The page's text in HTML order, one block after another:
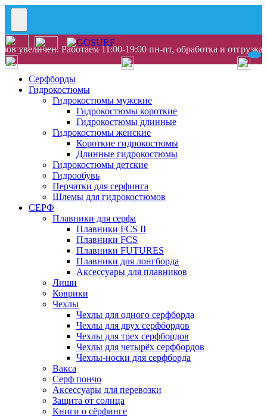
увеличен. Работаем 11:00-19:00 пн-пт, обработка и
Серфборды
Гидрокостюмы
Гидрокостюмы мужские
Гидрокостюмы короткие
Гидрокостюмы длинные
Гидрокостюмы женские
Короткие гидрокостюмы
Длинные гидрокостюмы
Гидрокостюмы детские
Гидрообувь
Перчатки для серфинга
Шлемы для гидрокостюмов
СЕРФ
Плавники для серфа
Плавники FCS II
Плавники FCS
Плавники FUTURES
Плавники для лонгборда
Аксессуары для плавников
Лиши
Коврики
Чехлы
Чехлы для одного серфборда
Чехлы для двух серфбордов
Чехлы для трех серфбордов
Чехлы для четырёх серфбордов
Чехлы-носки для серфборда
Вакса
Серф пончо
Аксессуары для перевозки
Защита от солнца
Книги о сёрфинге